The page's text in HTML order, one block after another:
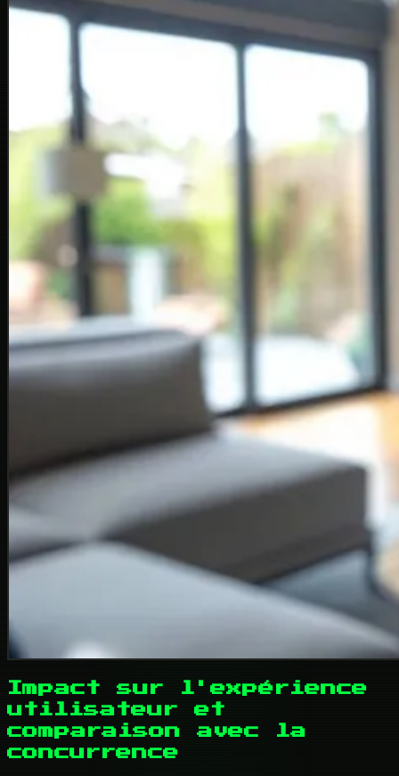
Impact sur l'expérience
utilisateur et
comparaison avec la
concurrence